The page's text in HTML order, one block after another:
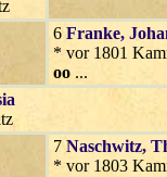
6 Franke,
* vor 1801
oo ...
7 Naschwitz,
* vor 1803